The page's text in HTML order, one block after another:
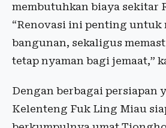
membutuhkan biaya sekitar
“Renovasi ini penting untuk
bangunan, sekaligus
tetap nyaman bagi jemaat,”
Dengan berbagai persiapan
Kelenteng Fuk Ling Miau